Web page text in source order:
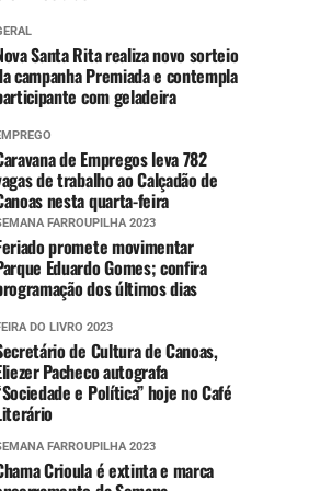
Santa Rita realiza novo sorteio
campanha Premiada e contempla
com geladeira
de Empregos leva 782
de trabalho ao Calçadão de
nesta quarta-feira
FARROUPILHA 2023
promete movimentar
Eduardo Gomes; confira
dos últimos dias
DO LIVRO 2023
de Cultura de Canoas,
Pacheco autografa
e Política” hoje no Café
FARROUPILHA 2023
Crioula é extinta e marca